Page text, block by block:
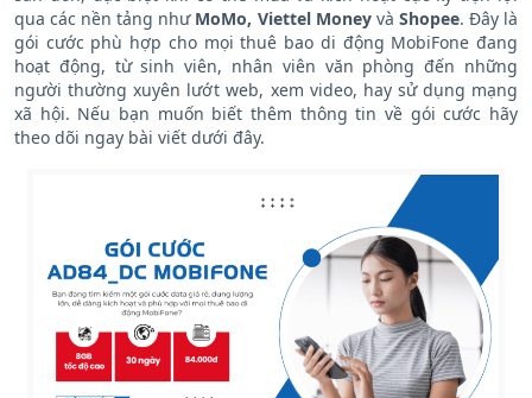
săn đón, đặc biệt khi có thể mua và kích hoạt cực kỳ tiện lợi
qua các nền tảng nhưMoMo, Viettel MoneyvàShopee. Đây là
gói cước phù hợp cho mọi thuê bao di động MobiFone đang
hoạt động, từ sinh viên, nhân viên văn phòng đến những
người thường xuyên lướt web, xem video, hay sử dụng mạng
xã hội. Nếu bạn muốn biết thêm thông tin về gói cước hãy